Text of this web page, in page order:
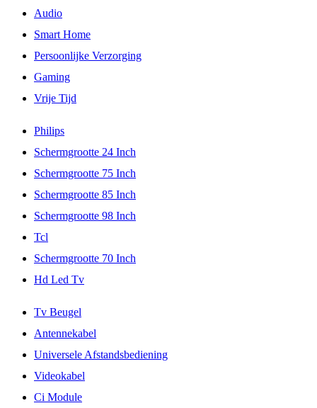
Audio
Smart Home
Persoonlijke Verzorging
Gaming
Vrije Tijd
Philips
Schermgrootte 24 Inch
Schermgrootte 75 Inch
Schermgrootte 85 Inch
Schermgrootte 98 Inch
Tcl
Schermgrootte 70 Inch
Hd Led Tv
Tv Beugel
Antennekabel
Universele Afstandsbediening
Videokabel
Ci Module